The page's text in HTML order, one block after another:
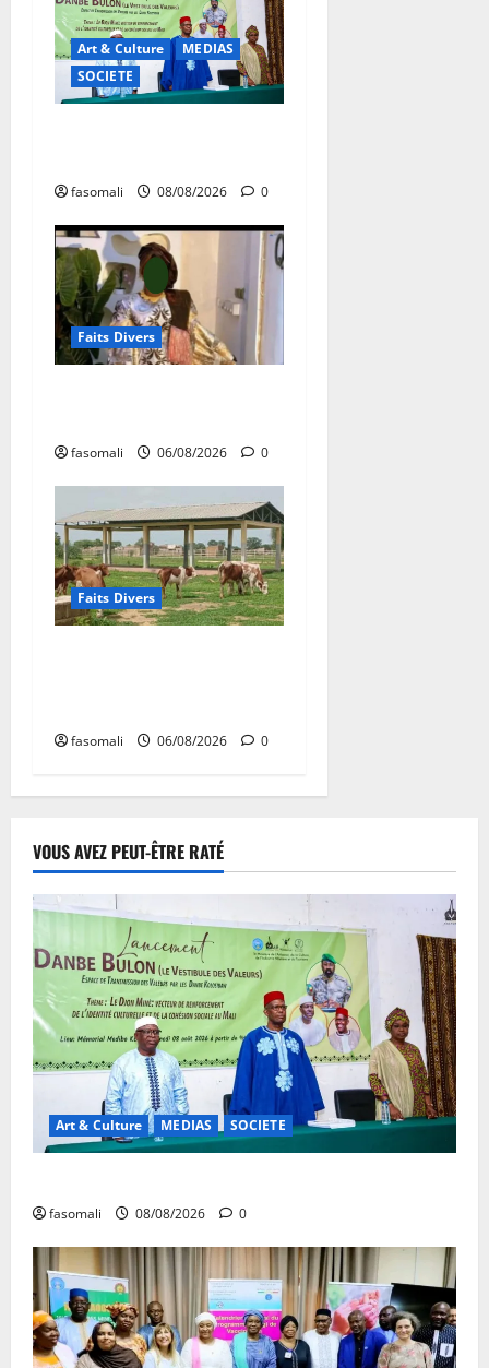
Art & Culture
MEDIAS
SOCIETE
fasomali 08/08/2026 0
Faits Divers
fasomali 06/08/2026 0
Faits Divers
fasomali 06/08/2026 0
VOUS AVEZ PEUT-ÊTRE RATÉ
Art & Culture MEDIAS SOCIETE
fasomali 08/08/2026 0